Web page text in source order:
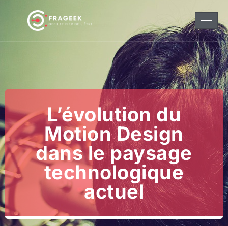
L’évolution du
Motion Design
dans le paysage
technologique
actuel